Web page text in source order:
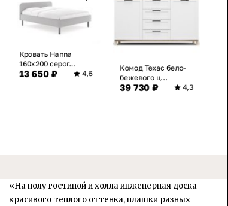
Кровать Hanna
160х200 серог...
13 650 ₽ 4,6
Комод Техас бело-
бежевого ц...
39 730 ₽ 4,3
«На полу гостиной и холла инженерная доска
красивого теплого оттенка, плашки разных